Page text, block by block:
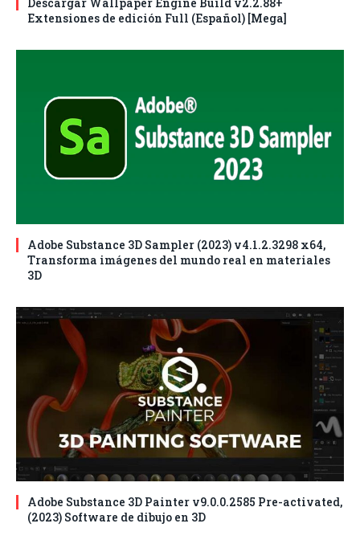
Extensiones de edición Full (Español) [Mega]
Adobe Substance 3D Sampler (2023) v4.1.2.3298 x64,
Transforma imágenes del mundo real en materiales
3D
Adobe Substance 3D Painter v9.0.0.2585 Pre-activated,
(2023) Software de dibujo en 3D